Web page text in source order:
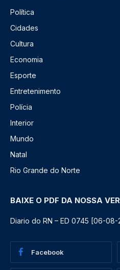
Política
Cidades
Cultura
Economia
Esporte
Entretenimento
Polícia
Interior
Mundo
Natal
Rio Grande do Norte
BAIXE O PDF DA NOSSA
Diario do RN – ED 0745 [06-08-
Facebook